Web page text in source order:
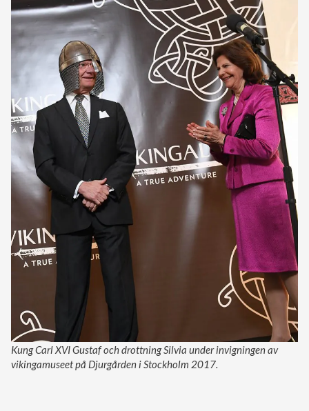
Kung Carl XVI Gustaf och drottning Silvia under invigningen av
vikingamuseet på Djurgården i Stockholm 2017.